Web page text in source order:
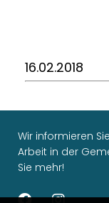
16.02.2018
Wir informieren
Arbeit in der
Sie mehr!